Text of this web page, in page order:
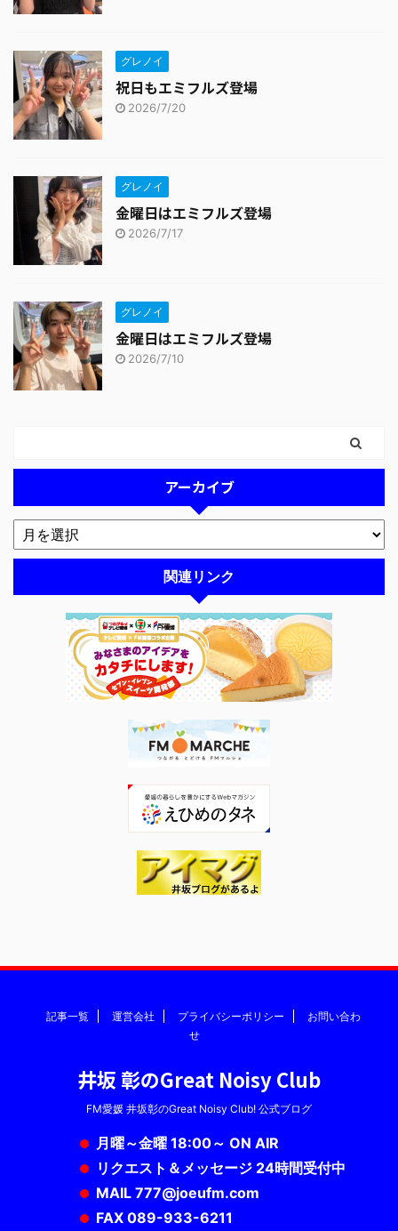
グレノイ
祝日もエミフルズ登場
2026/7/20
グレノイ
金曜日はエミフルズ登場
2026/7/17
グレノイ
金曜日はエミフルズ登場
2026/7/10
アーカイブ
関連リンク
記事一覧 運営会社 プライバシーポリシー
お問い合わ
せ
井坂 彰のGreat Noisy Club
FM愛媛 井坂彰のGreat Noisy Club! 公式ブログ
月曜～金曜 18:00～ ON AIR
リクエスト＆メッセージ 24時間受付中
MAIL 777@joeufm.com
FAX 089-933-6211